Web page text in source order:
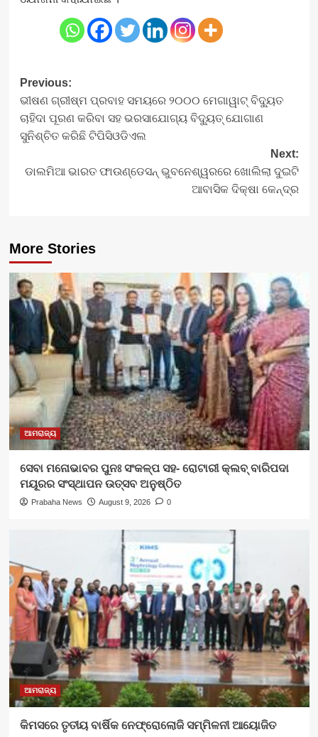
Post
navigation
Previous:
ଭୀଷଣ ଗ୍ରୀଷ୍ମ ପ୍ରବାହ ସମୟରେ ୨୦୦୦ ମେଗାୱାଟ୍ ବିଦ୍ୟୁତ
ଚାହିଦା ପୂରଣ କରିବା ସହ ଭରସାଯୋଗ୍ୟ ବିଦ୍ୟୁତ୍ ଯୋଗାଣ
ସୁନିଶ୍ଚିତ କରିଛି ଟିପିସିଓଡିଏଲ
Next:
ଡାଲମିଆ ଭାରତ ଫାଉଣ୍ଡେସନ୍ ଭୁବନେଶ୍ୱରରେ ଖୋଲିଲା ଦୁଇଟି
ଆବାସିକ ଦିକ୍ଷା କେନ୍ଦ୍ର
More Stories
ଆମରାଜ୍ୟ
ସେବା ମନୋଭାବର ପୁନଃ ସଂକଳ୍ପ ସହ- ରୋଟାରୀ କ୍ଲବ୍ ବାରିପଦା
ମୟୂରର ସଂସ୍ଥାପନ ଉତ୍ସବ ଅନୁଷ୍ଠିତ
Prabaha News August 9, 2026 0
ଆମରାଜ୍ୟ
କିମସରେ ତୃତୀୟ ବାର୍ଷିକ ନେଫ୍ରୋଲୋଜି ସମ୍ମିଳନୀ ଆୟୋଜିତ